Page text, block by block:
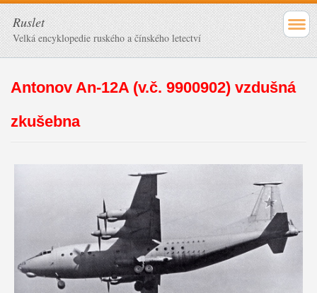
Ruslet
Velká encyklopedie ruského a čínského letectví
Antonov An-12A (v.č. 9900902) vzdušná
zkušebna